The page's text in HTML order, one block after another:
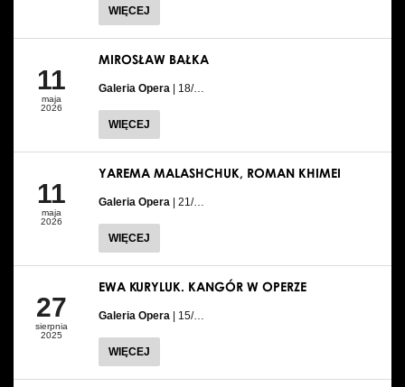
WIĘCEJ
11
maja
2026
MIROSŁAW BAŁKA
Galeria Opera | 18/…
WIĘCEJ
11
maja
2026
YAREMA MALASHCHUK, ROMAN KHIMEI
Galeria Opera | 21/…
WIĘCEJ
27
sierpnia
2025
EWA KURYLUK. KANGÓR W OPERZE
Galeria Opera | 15/…
WIĘCEJ